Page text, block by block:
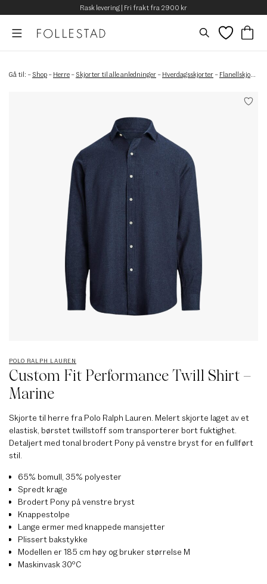
Rask levering | Fri frakt fra 2900 kr
Gå til: – Shop – Herre – Skjorter til alle anledninger – Hverdagsskjorter – Flanellskjorter
POLO RALPH LAUREN
Custom Fit Performance Twill Shirt –
Marine
Skjorte til herre fra Polo Ralph Lauren. Melert skjorte laget av et
elastisk, børstet twillstoff som transporterer bort fuktighet.
Detaljert med tonal brodert Pony på venstre bryst for en fullført
stil.
65% bomull, 35% polyester
Spredt krage
Brodert Pony på venstre bryst
Knappestolpe
Lange ermer med knappede mansjetter
Plissert bakstykke
Modellen er 185 cm høy og bruker størrelse M
Maskinvask 30ºC